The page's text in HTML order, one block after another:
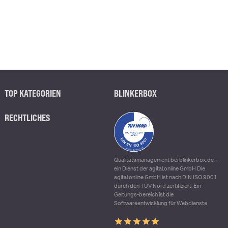
TOP KATEGORIEN BLINKERBOX
RECHTLICHES
Qualitätsmanagement bei blinkerbox.de –
ein Dienst der agital.online GmbH Die
agital.online GmbH ist nach DIN ISO 9001
durch den TÜV Nord zertifiziert. Ein
Geltungs-bereich ist die
Softwareentwicklung für Webdienste